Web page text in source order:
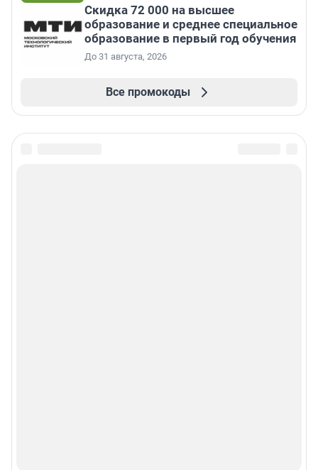
Скидка 72 000 на высшее
образование и среднее специальное
образование в первый год обучения
До 31 августа, 2026
Все промокоды